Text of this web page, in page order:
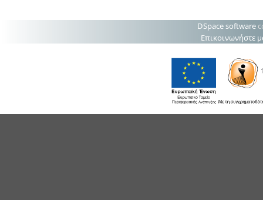
DSpace software
Επικοινωνήστε